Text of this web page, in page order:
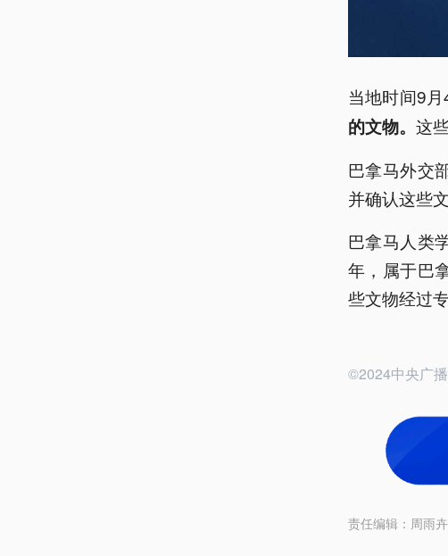
当地时间9月
的文物。 这
巴拿马外交
并确认这些
巴拿马人类
年，属于巴
些文物经过
©2024中央广
责任编辑： 周雨卉